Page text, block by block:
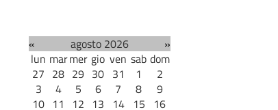
« agosto 2026
»
lun marmer gio ven sab dom
27 28 29 30 31 1
2
3
4 5 6 7 8
9
10 11 12 13 14 15
16